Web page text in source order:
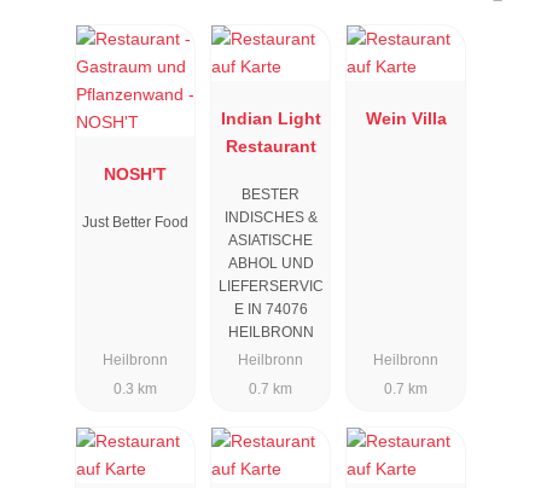
NOSH'T
Just Better Food
Heilbronn
0.3 km
Indian Light
Restaurant
BESTER
INDISCHES &
ASIATISCHE
ABHOL UND
LIEFERSERVIC
E IN 74076
HEILBRONN
Heilbronn
0.7 km
Wein Villa
Heilbronn
0.7 km